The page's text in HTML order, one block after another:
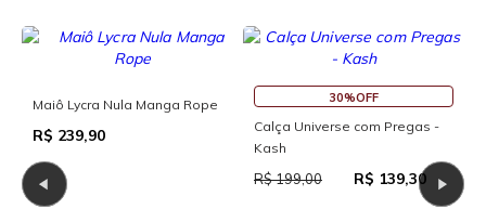
30%OFF
com Pregas -
R$ 139,30
Blusa Universe Ombro Único -
R$ 97,93
Shorts Feminino
R$ 135,00